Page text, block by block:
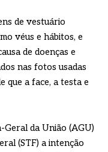
de vestuário
véus e hábitos, e
de doenças e
nas fotos usadas
que a face, a testa e
da União (AGU)
(STF) a intenção